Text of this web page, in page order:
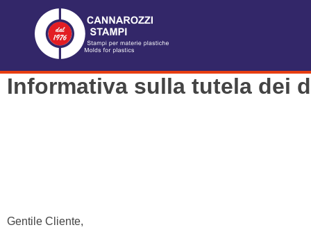
Informativa sulla tutela dei
Gentile Cliente,